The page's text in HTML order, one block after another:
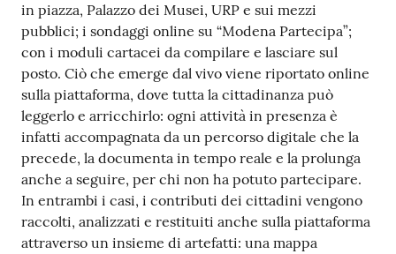
in piazza, Palazzo dei Musei, URP e sui mezzi
pubblici; i sondaggi online su “Modena Partecipa”;
con i moduli cartacei da compilare e lasciare sul
posto. Ciò che emerge dal vivo viene riportato online
sulla piattaforma, dove tutta la cittadinanza può
leggerlo e arricchirlo: ogni attività in presenza è
infatti accompagnata da un percorso digitale che la
precede, la documenta in tempo reale e la prolunga
anche a seguire, per chi non ha potuto partecipare.
In entrambi i casi, i contributi dei cittadini vengono
raccolti, analizzati e restituiti anche sulla piattaforma
attraverso un insieme di artefatti: una mappa